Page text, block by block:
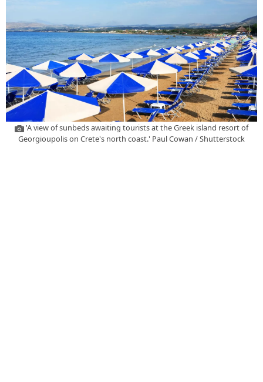
'A view of sunbeds awaiting tourists at the Greek island resort of
Georgioupolis on Crete's north coast.' Paul Cowan / Shutterstock